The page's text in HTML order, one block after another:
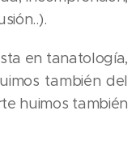
en tanatología,
también del
huimos también